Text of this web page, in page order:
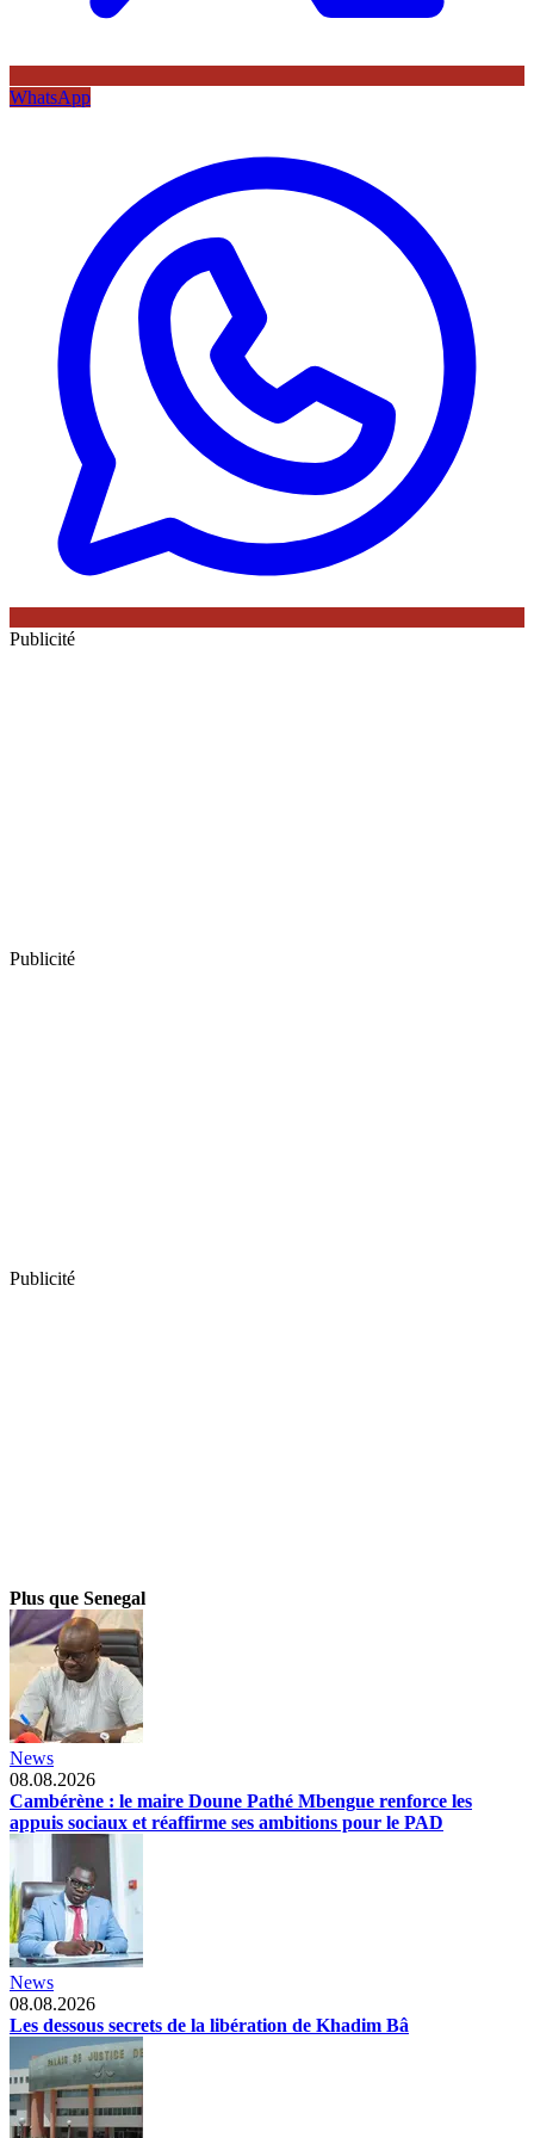
WhatsApp
Publicité
Publicité
Publicité
Plus que Senegal
News
08.08.2026
Cambérène : le maire Doune Pathé Mbengue renforce les
appuis sociaux et réaffirme ses ambitions pour le PAD
News
08.08.2026
Les dessous secrets de la libération de Khadim Bâ